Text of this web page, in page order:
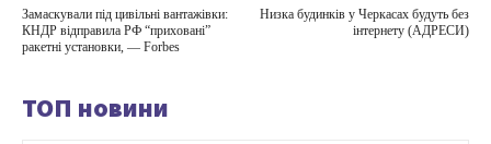
Замаскували під цивільні вантажівки:
КНДР відправила РФ “приховані”
ракетні установки, — Forbes
Низка будинків у Черкасах будуть без
інтернету (АДРЕСИ)
ТОП новини